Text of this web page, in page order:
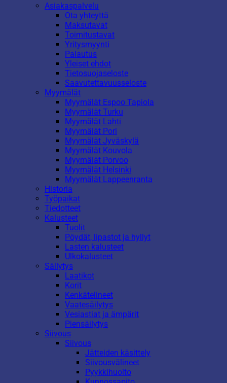
Asiakaspalvelu
Ota yhteyttä
Maksutavat
Toimitustavat
Yritysmyynti
Palautus
Yleiset ehdot
Tietosuojaseloste
Saavutettavuusseloste
Myymälät
Myymälät Espoo Tapiola
Myymälät Turku
Myymälät Lahti
Myymälät Pori
Myymälät Jyväskylä
Myymälät Kouvola
Myymälät Porvoo
Myymälät Helsinki
Myymälät Lappeenranta
Historia
Työpaikat
Tiedotteet
Kalusteet
Tuolit
Pöydät, lipastot ja hyllyt
Lasten kalusteet
Ulkokalusteet
Säilytys
Laatikot
Korit
Kenkätelineet
Vaatesäilytys
Vesiastiat ja ämpärit
Piensäilytys
Siivous
Siivous
Jätteiden käsittely
Siivousvälineet
Pyykkihuolto